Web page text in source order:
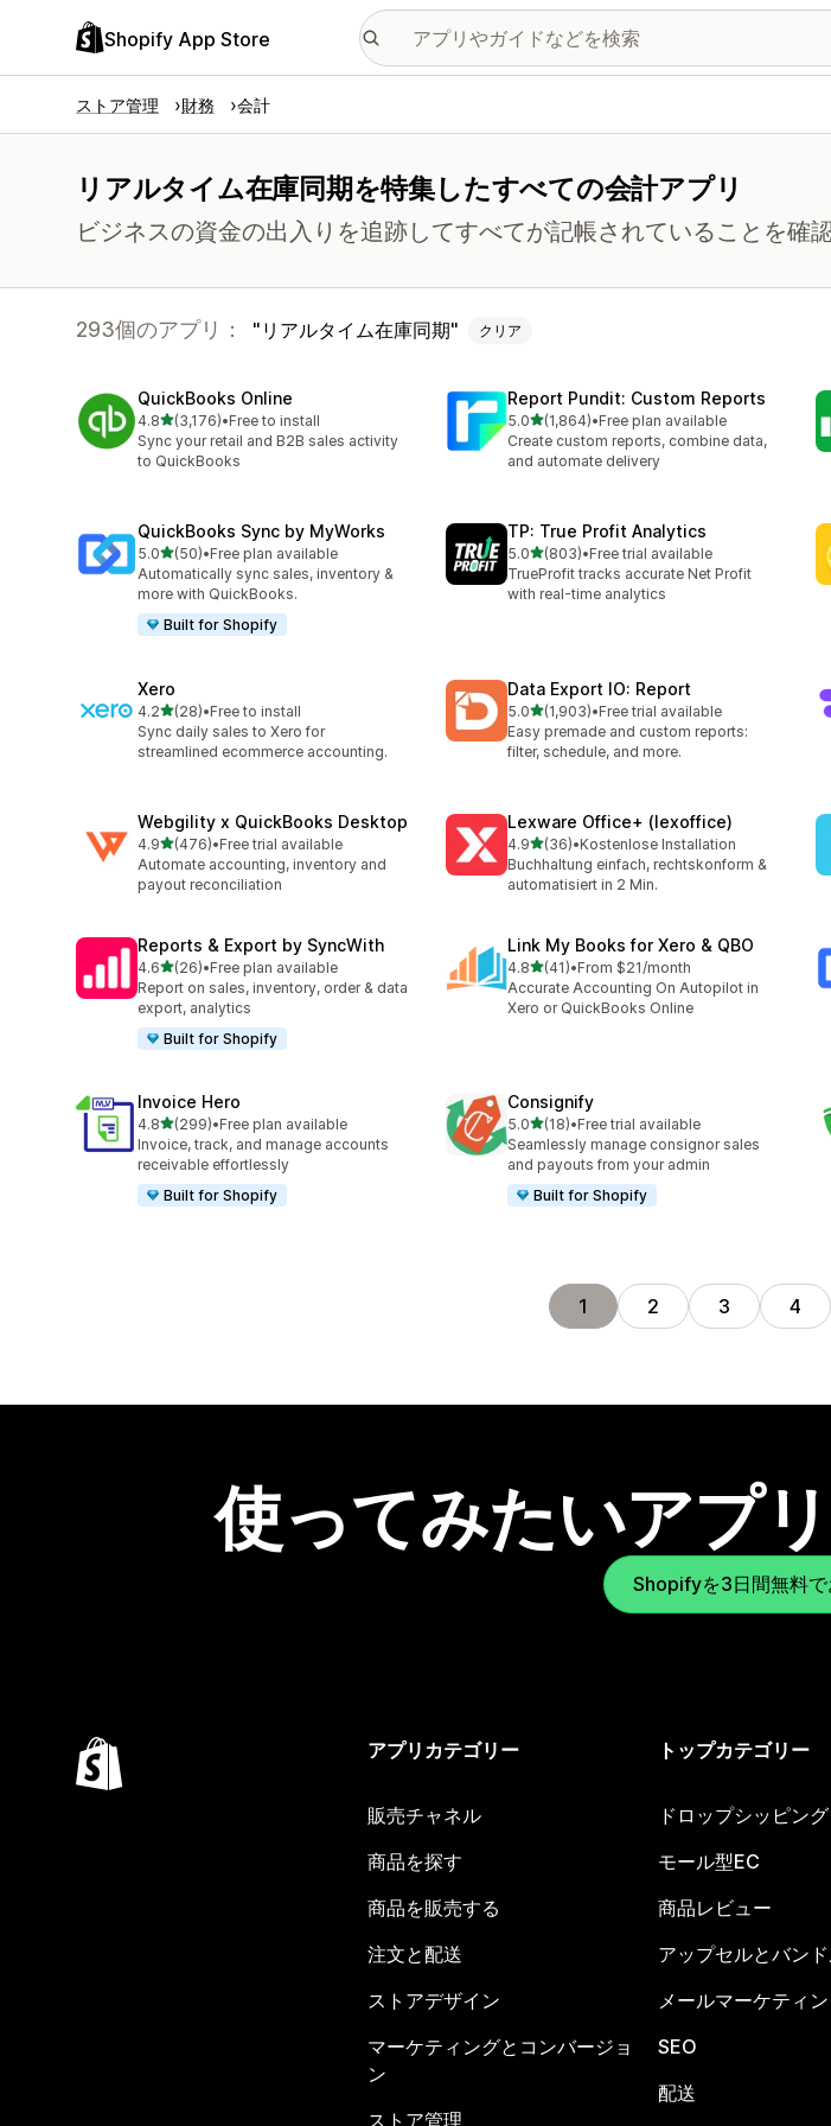
Shopify App Store
ストア管理 財務 会計
リアルタイム在庫同期を特集したすべての会計アプリ
ビジネスの資金の出入りを追跡してすべてが記帳されていることを確認
293個のアプリ： リアルタイム在庫同期 クリア
QuickBooks Online
4.85つ星中
(3,176)
合計レビュー数：3176件
•Free to install
Sync your retail and B2B sales activity
to QuickBooks
Report Pundit: Custom Reports
5.05つ星中
(1,864)
合計レビュー数：1864件
•Free plan available
Create custom reports, combine data,
and automate delivery
QuickBooks Sync by MyWorks
5.05つ星中
(50)
合計レビュー数：50件
•Free plan available
Automatically sync sales, inventory &
more with QuickBooks.
Built for Shopify
TP: True Profit Analytics
5.05つ星中
(803)
合計レビュー数：803件
•Free trial available
TrueProfit tracks accurate Net Profit
with real-time analytics
Xero
4.25つ星中
(28)
合計レビュー数：28件
•Free to install
Sync daily sales to Xero for
streamlined ecommerce accounting.
Data Export IO: Report
5.05つ星中
(1,903)
合計レビュー数：1903件
•Free trial available
Easy premade and custom reports:
filter, schedule, and more.
Webgility x QuickBooks Desktop
4.95つ星中
(476)
合計レビュー数：476件
•Free trial available
Automate accounting, inventory and
payout reconciliation
Lexware Office+ (lexoffice)
4.95つ星中
(36)
合計レビュー数：36件
•Kostenlose Installation
Buchhaltung einfach, rechtskonform &
automatisiert in 2 Min.
Reports & Export by SyncWith
4.65つ星中
(26)
合計レビュー数：26件
•Free plan available
Report on sales, inventory, order & data
export, analytics
Built for Shopify
Link My Books for Xero & QBO
4.85つ星中
(41)
合計レビュー数：41件
•From $21/month
Accurate Accounting On Autopilot in
Xero or QuickBooks Online
Invoice Hero
4.85つ星中
(299)
合計レビュー数：299件
•Free plan available
Invoice, track, and manage accounts
receivable effortlessly
Built for Shopify
Consignify
5.05つ星中
(18)
合計レビュー数：18件
•Free trial available
Seamlessly manage consignor sales
and payouts from your admin
Built for Shopify
1 2 3 4
使ってみたいアプ
Shopifyを3日間無料で
アプリカテゴリー
販売チャネル
商品を探す
商品を販売する
注文と配送
ストアデザイン
マーケティングとコンバージョ
ン
ストア管理
トップカテゴリー
ドロップシッピング
モール型EC
商品レビュー
アップセルとバン
メールマーケティ
SEO
配送